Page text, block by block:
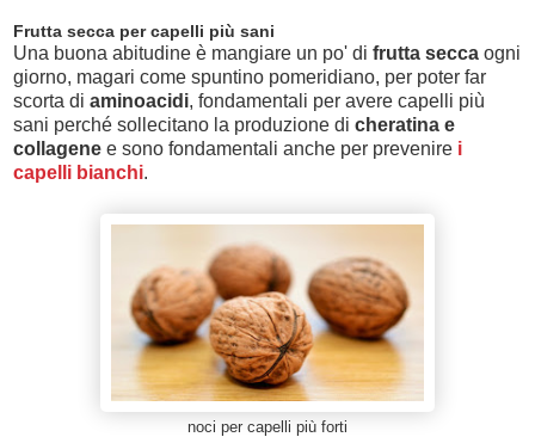
Frutta secca per capelli più sani
Una buona abitudine è mangiare un po' di frutta secca ogni
giorno, magari come spuntino pomeridiano, per poter far
scorta di aminoacidi, fondamentali per avere capelli più
sani perché sollecitano la produzione di cheratina e
collagene e sono fondamentali anche per prevenire i
capelli bianchi.
noci per capelli più forti